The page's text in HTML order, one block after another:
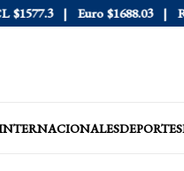
Euro $1688.03
DEPORTES